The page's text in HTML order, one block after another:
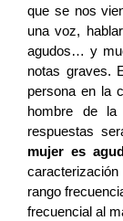
que se nos
una voz,
agudos… y
notas graves.
persona en la
hombre de
respuestas
mujer es
rango
frecuencial al